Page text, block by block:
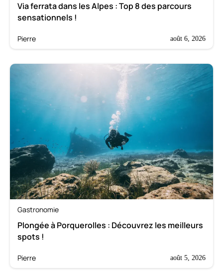
Via ferrata dans les Alpes : Top 8 des parcours
sensationnels !
Pierre août 6, 2026
Gastronomie
Plongée à Porquerolles : Découvrez les meilleurs
spots !
Pierre août 5, 2026